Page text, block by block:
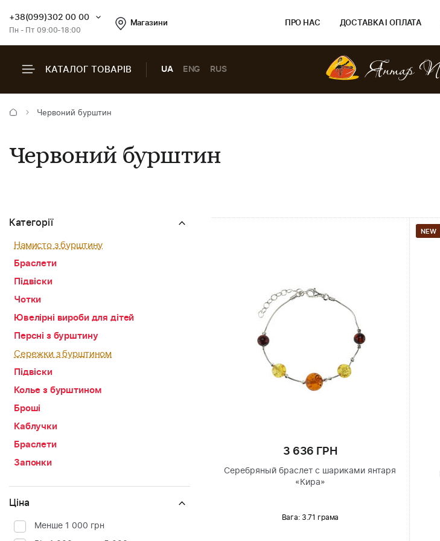
+38(099)302 00 00
Пн - Пт 09:00-18:00
Магазини ПРО НАС ДОСТАВКА І ОПЛАТА
КАТАЛОГ ТОВАРІВ UA ENG RUS
Червоний бурштин
Червоний бурштин
Категорії
Намисто з бурштину
Браслети
Підвіски
Чотки
Ювелірні вироби для дітей
Персні з бурштину
Сережки з бурштином
Підвіски
Колье з бурштином
Броші
Каблучки
Браслети
Запонки
Ціна
Менше 1 000 грн
3 636 ГРН
Серебряный браслет с шариками янтаря
«Кира»
Вага: 3.71 грама
NEW